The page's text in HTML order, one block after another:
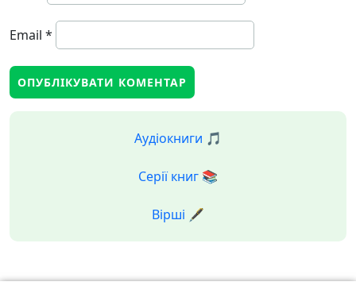
Email *
Аудіокниги 🎵
Серії книг 📚
Вірші 🖋️